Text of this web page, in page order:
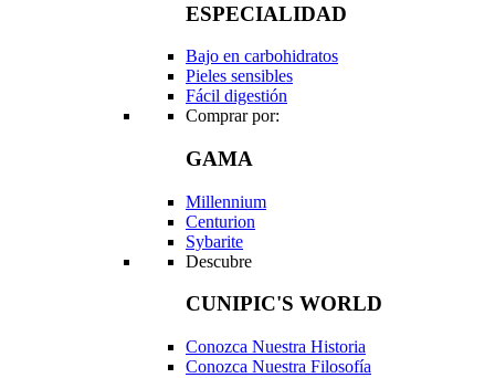
ESPECIALIDAD
Bajo en carbohidratos
Pieles sensibles
Fácil digestión
Comprar por:
GAMA
Millennium
Centurion
Sybarite
Descubre
CUNIPIC'S WORLD
Conozca Nuestra Historia
Conozca Nuestra Filosofía